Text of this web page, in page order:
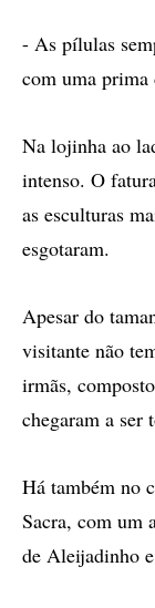
- As pílulas
com uma prima
Na lojinha ao
intenso. O
as esculturas
esgotaram.
Apesar do
visitante não
irmãs,
chegaram a ser
Há também no
Sacra, com um
de Aleijadinho